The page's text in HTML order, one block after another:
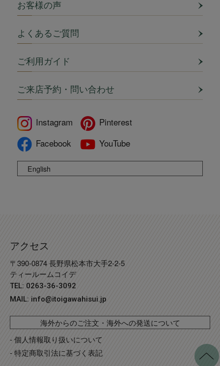
お客様の声
よくあるご質問
ご利用ガイド
ご来店予約・問い合わせ
Instagram
Pinterest
Facebook
YouTube
English
アクセス
〒390-0874 長野県松本市大手2-2-5
ティールームコイデ
TEL: 0263-36-3092
MAIL: info@itoigawahisui.jp
海外からのご注文・海外への発送について
- 個人情報取り扱いについて
- 特定商取引法に基づく表記